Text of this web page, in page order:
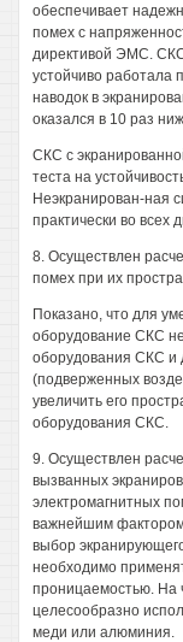
обеспечивает
помех с
директивой ЭМС.
устойчиво работала
наводок в
оказался в 10 раз
СКС с
теста на
Неэкранирован-ная
практически во всех
8. Осуществлен
помех при их
Показано, что для
оборудование СКС
оборудования СКС и
(подверженных
увеличить его
оборудования СКС.
9. Осуществлен
вызванных
электромагнитных
важнейшим фактором
выбор
необходимо
проницаемостью. На
целесообразно
меди или алюминия.